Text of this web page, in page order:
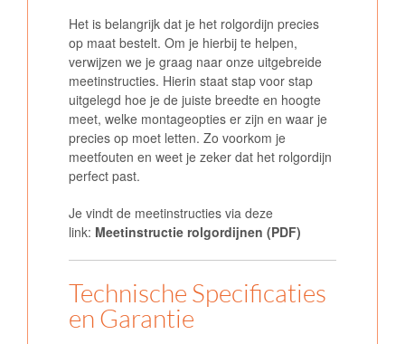
Het is belangrijk dat je het rolgordijn precies
op maat bestelt. Om je hierbij te helpen,
verwijzen we je graag naar onze uitgebreide
meetinstructies. Hierin staat stap voor stap
uitgelegd hoe je de juiste breedte en hoogte
meet, welke montageopties er zijn en waar je
precies op moet letten. Zo voorkom je
meetfouten en weet je zeker dat het rolgordijn
perfect past.
Je vindt de meetinstructies via deze
link: Meetinstructie rolgordijnen (PDF)
Technische Specificaties
en Garantie